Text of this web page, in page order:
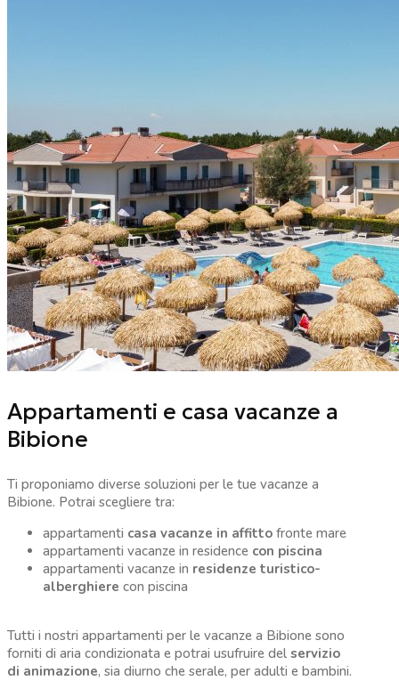
Appartamenti e casa vacanze a
Bibione
Ti proponiamo diverse soluzioni per le tue vacanze a
Bibione. Potrai scegliere tra:
appartamenti casa vacanze in affitto fronte mare
appartamenti vacanze in residence con piscina
appartamenti vacanze in residenze turistico-
alberghiere con piscina
Tutti i nostri appartamenti per le vacanze a Bibione sono
forniti di aria condizionata e potrai usufruire del servizio
di animazione, sia diurno che serale, per adulti e bambini.